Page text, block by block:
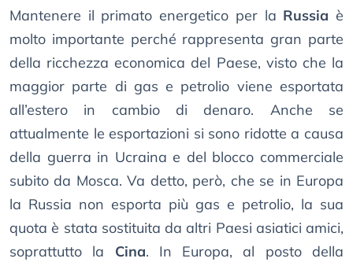
Mantenere il primato energetico per la Russia è
molto importante perché rappresenta gran parte
della ricchezza economica del Paese, visto che la
maggior parte di gas e petrolio viene esportata
all’estero in cambio di denaro. Anche se
attualmente le esportazioni si sono ridotte a causa
della guerra in Ucraina e del blocco commerciale
subito da Mosca. Va detto, però, che se in Europa
la Russia non esporta più gas e petrolio, la sua
quota è stata sostituita da altri Paesi asiatici amici,
soprattutto la Cina. In Europa, al posto della